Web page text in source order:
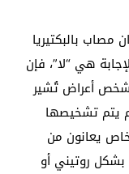
بالبكتيريا
هي “لا”، فإن
أعراض تُشير
يتم تشخيصها
يعانون من
المضاعفات، ولهذا لا يتم إجراء تحليل asot بشكل روتيني أو